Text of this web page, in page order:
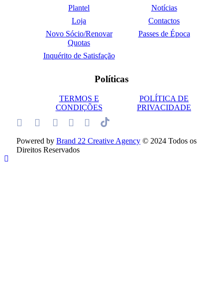
Plantel
Notícias
Loja
Contactos
Novo Sócio/Renovar
Quotas
Passes de Época
Inquérito de Satisfação
Políticas
TERMOS E
CONDIÇÕES
POLÍTICA DE
PRIVACIDADE
Powered by Brand 22 Creative Agency © 2024 Todos os
Direitos Reservados